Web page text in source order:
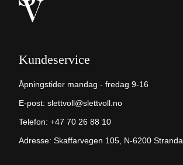
Kundeservice
Åpningstider mandag - fredag 9-16
E-post: slettvoll@slettvoll.no
Telefon: +47 70 26 88 10
Adresse: Skaffarvegen 105, N-6200 Stranda